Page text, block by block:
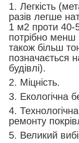
1. Легкість
разів легше
1 м2 проти 40-
потрібно менш
також більш
позначається
будівлі).
2. Міцність.
3. Екологічна
4.
ремонту
5. Великий